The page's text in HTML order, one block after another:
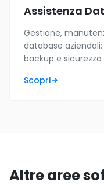
Assistenza
Gestione,
database
backup e sicurezza
Scopri
Altre aree